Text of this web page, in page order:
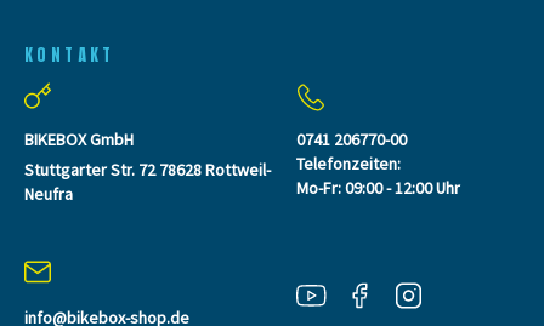
KONTAKT
BIKEBOX GmbH
Stuttgarter Str. 72 78628 Rottweil-
Neufra
info@bikebox-shop.de
0741 206770-00
Telefonzeiten:
Mo-Fr: 09:00 - 12:00 Uhr